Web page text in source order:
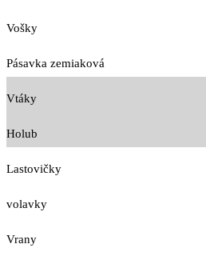
Vošky
Pásavka zemiaková
Vtáky
Holub
Lastovičky
volavky
Vrany